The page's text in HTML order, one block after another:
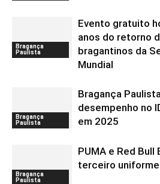
Bragança
Paulista
Evento gratuito
anos do retorno
bragantinos da
Mundial
Bragança
Paulista
Bragança
desempenho no
em 2025
Bragança
Paulista
PUMA e Red Bull
terceiro